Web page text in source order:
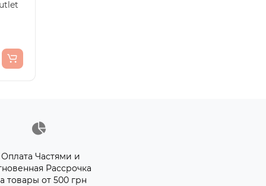
Оплата Частями и
Рассрочка
товары от 500 грн